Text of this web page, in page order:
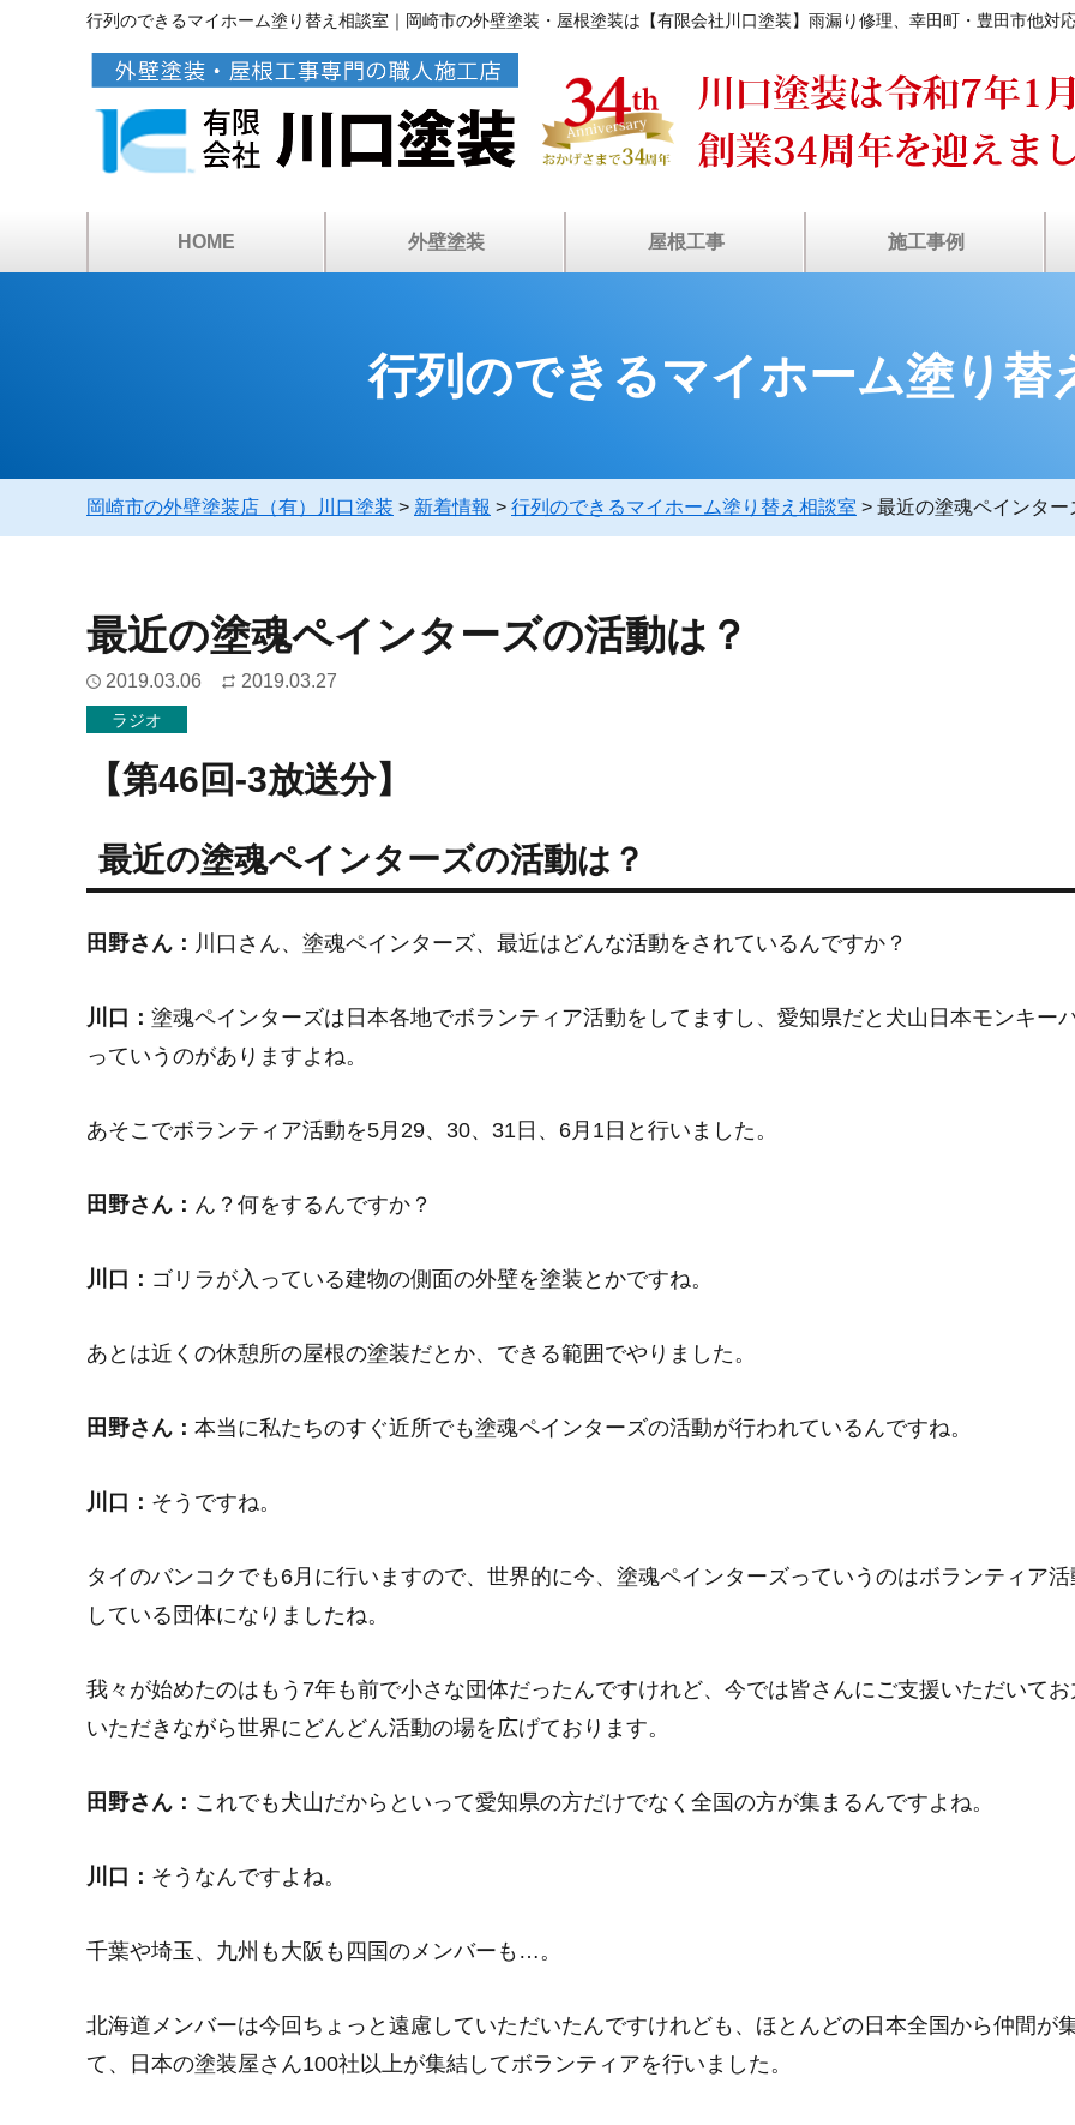
行列のできるマイホーム塗り替え相談室｜岡崎市の外壁塗装・屋根塗装は【有限会社川口塗装】雨漏り修理、幸田町・豊田市他対
HOME 外壁塗装 屋根工事 施工事例
行列のできるマイホーム塗り替
岡崎市の外壁塗装店（有）川口塗装 > 新着情報 > 行列のできるマイホーム塗り替え相談室 > 最近の塗魂ペインター
最近の塗魂ペインターズの活動は？
2019.03.06 2019.03.27
ラジオ
【第46回-3放送分】
最近の塗魂ペインターズの活動は？
田野さん： 川口さん、塗魂ペインターズ、最近はどんな活動をされているんですか？
川口： 塗魂ペインターズは日本各地でボランティア活動をしてますし、愛知県だと犬山日本モンキー
っていうのがありますよね。
あそこでボランティア活動を5月29、30、31日、6月1日と行いました。
田野さん： ん？何をするんですか？
川口： ゴリラが入っている建物の側面の外壁を塗装とかですね。
あとは近くの休憩所の屋根の塗装だとか、できる範囲でやりました。
田野さん： 本当に私たちのすぐ近所でも塗魂ペインターズの活動が行われているんですね。
川口： そうですね。
タイのバンコクでも6月に行いますので、世界的に今、塗魂ペインターズっていうのはボランティア活
している団体になりましたね。
我々が始めたのはもう7年も前で小さな団体だったんですけれど、今では皆さんにご支援いただいてお
いただきながら世界にどんどん活動の場を広げております。
田野さん： これでも犬山だからといって愛知県の方だけでなく全国の方が集まるんですよね。
川口： そうなんですよね。
千葉や埼玉、九州も大阪も四国のメンバーも…。
北海道メンバーは今回ちょっと遠慮していただいたんですけれども、ほとんどの日本全国から仲間が
て、日本の塗装屋さん100社以上が集結してボランティアを行いました。